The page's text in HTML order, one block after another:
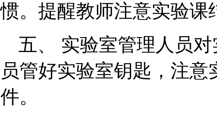
惯。提醒教师注意实验
五、 实验室管理人员
员管好实验室钥匙，注
件。